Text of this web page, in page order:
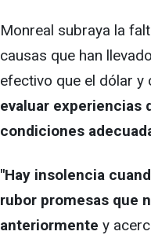
Monreal subraya la
causas que han
efectivo que el dólar y
evaluar experiencias
condiciones
"Hay insolencia
rubor promesas que
anteriormente y